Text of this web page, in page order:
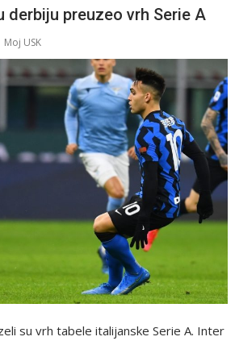
derbiju preuzeo vrh Serie A
Moj USK
su vrh tabele italijanske Serie A. Inter